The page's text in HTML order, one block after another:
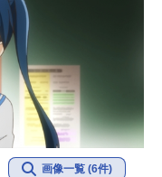
画像一覧 (6件)